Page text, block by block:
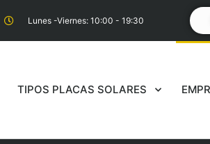
Lunes -Viernes: 10:00 - 19:30
TIPOS PLACAS SOLARES